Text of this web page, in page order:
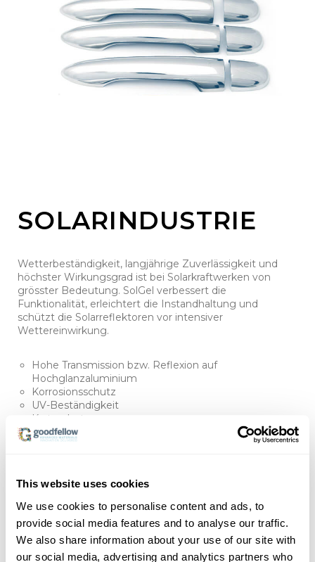
This website uses cookies
We use cookies to personalise content and ads, to
provide social media features and to analyse our traffic.
We also share information about your use of our site with
our social media, advertising and analytics partners who
SOLARINDUSTRIE
Wetterbeständigkeit, langjährige Zuverlässigkeit und
höchster Wirkungsgrad ist bei Solarkraftwerken von
grösster Bedeutung. SolGel verbessert die
Funktionalität, erleichtert die Instandhaltung und
schützt die Solarreflektoren vor intensiver
Wettereinwirkung.
Hohe Transmission bzw. Reflexion auf
Hochglanzaluminium
Korrosionsschutz
UV-Beständigkeit
Kratzschutz
Hitzebeständigkeit